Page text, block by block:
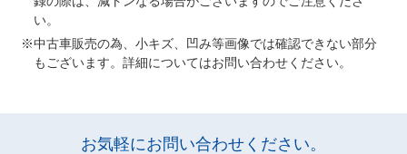
い。
中古車販売の為、小キズ、凹み等画像では確認できない部分
もございます。詳細についてはお問い合わせください。
お気軽にお問い合わせください。